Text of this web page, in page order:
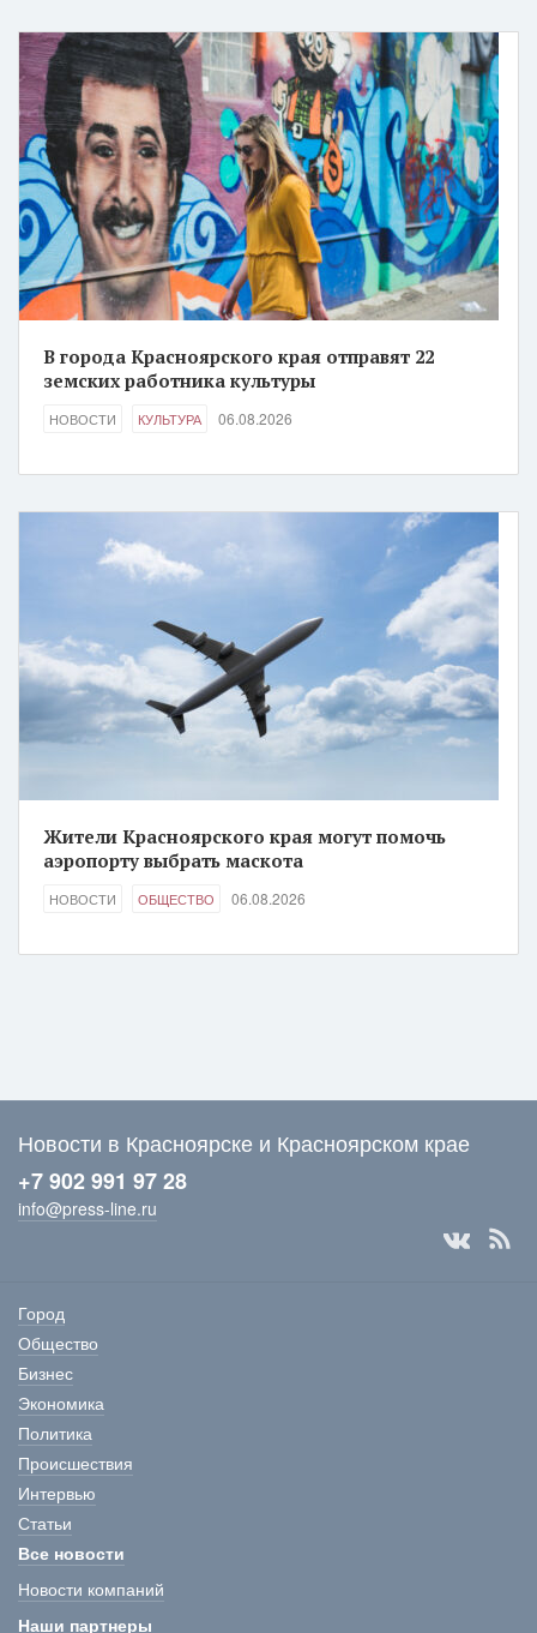
В города Красноярского края отправят 22
земских работника культуры
НОВОСТИ КУЛЬТУРА 06.08.2026
Жители Красноярского края могут помочь
аэропорту выбрать маскота
НОВОСТИ ОБЩЕСТВО 06.08.2026
Новости в Красноярске и Красноярском крае
+7 902 991 97 28
info@press-line.ru
Город
Общество
Бизнес
Экономика
Политика
Происшествия
Интервью
Статьи
Все новости
Новости компаний
Наши партнеры